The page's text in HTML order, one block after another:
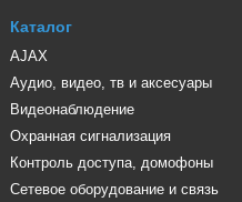
Каталог
AJAX
Аудио, видео, тв и аксесуары
Видеонаблюдение
Охранная сигнализация
Контроль доступа, домофоны
Сетевое оборудование и связь